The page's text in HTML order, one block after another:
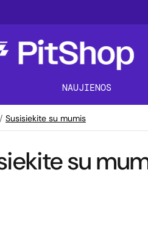
NAUJIENOS
/ Susisiekite su mumis
su